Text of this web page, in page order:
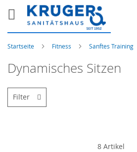
Startseite Fitness Sanftes Training
Dynamisches Sitzen
8Artikel
Filter